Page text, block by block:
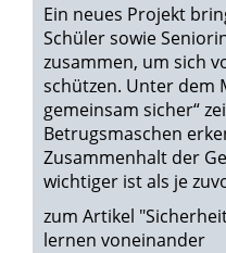
Ein neues Projekt
Schüler sowie
zusammen, um sich
schützen. Unter dem
gemeinsam sicher“
Betrugsmaschen
Zusammenhalt der
wichtiger ist als je
zum Artikel
lernen voneinander